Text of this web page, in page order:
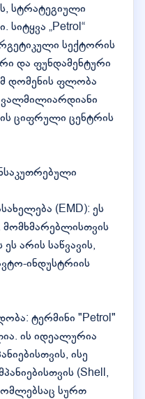
სტრატეგიული
სიტყვა „Petrol“
სექტორის
და ფუნდამენტური
დომენის ფლობა
ციფრული ცენტრის
(EMD): ეს
მომხმარებლისთვის
არის საწვავის,
ინდუსტრიის
ტერმინი "Petrol"
ის იდეალურია
ისე
(Shell,
სურთ